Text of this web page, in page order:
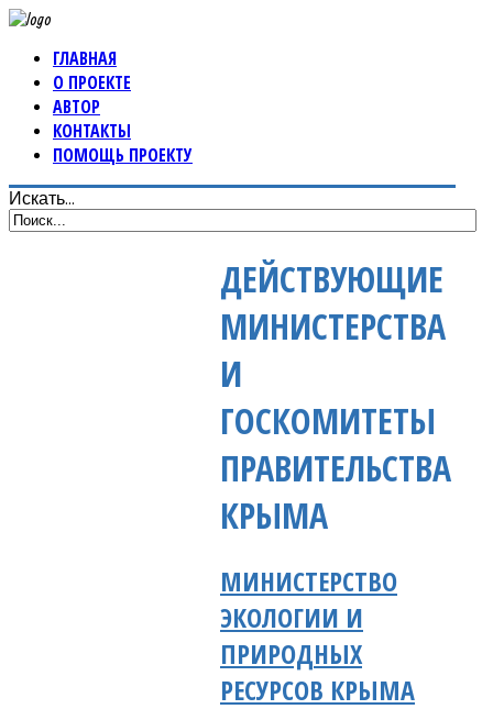
ГЛАВНАЯ
О ПРОЕКТЕ
АВТОР
КОНТАКТЫ
ПОМОЩЬ ПРОЕКТУ
Искать...
ДЕЙСТВУЮЩИЕ
МИНИСТЕРСТВА
И
ГОСКОМИТЕТЫ
ПРАВИТЕЛЬСТВА
КРЫМА
МИНИСТЕРСТВО
ЭКОЛОГИИ И
ПРИРОДНЫХ
РЕСУРСОВ КРЫМА